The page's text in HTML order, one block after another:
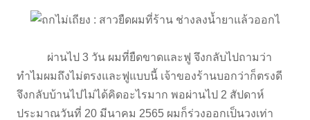
ผ่านไป 3 วัน ผมที่ยืดขาดและฟู จึงกลับไปถามว่า
ทำไมผมถึงไม่ตรงและฟูแบบนี้ เจ้าของร้านบอกว่าก็ตรงดี
จึงกลับบ้านไปไม่ได้คิดอะไรมาก พอผ่านไป 2 สัปดาห์
ประมาณวันที่ 20 มีนาคม 2565 ผมก็ร่วงออกเป็นวงเท่า